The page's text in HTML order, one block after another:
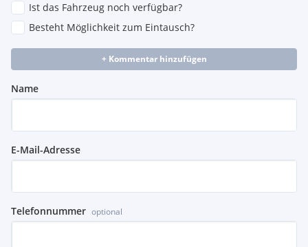
Ist das Fahrzeug noch verfügbar?
Besteht Möglichkeit zum Eintausch?
+ Kommentar hinzufügen
Name
E-Mail-Adresse
Telefonnummer optional